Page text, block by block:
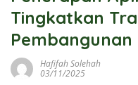
Tingkatkan
Pembangunan
Hafifah Solehah
03/11/2025